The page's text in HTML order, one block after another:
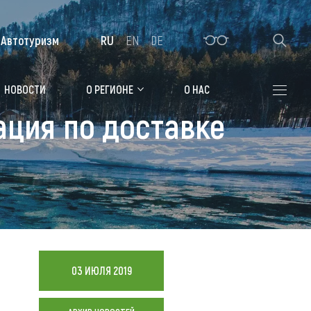
Алтайская зимовка
Где остановиться
Санатории
Гостиницы, отели
Коттеджи, базы
Мотели, придорожные отели
НОВОСТИ О РЕГИОНЕ О НАС
Автотуризм RU EN DE
по доставке
03 ИЮЛЯ 2019